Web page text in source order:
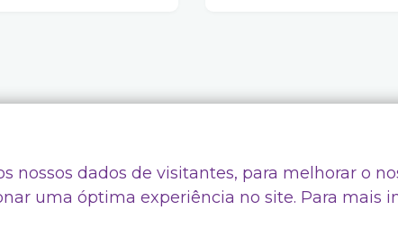
Código de Ética e Conduta
Canal de Denúncias
nossos dados de visitantes, para melhorar o
uma óptima experiência no site. Para mais